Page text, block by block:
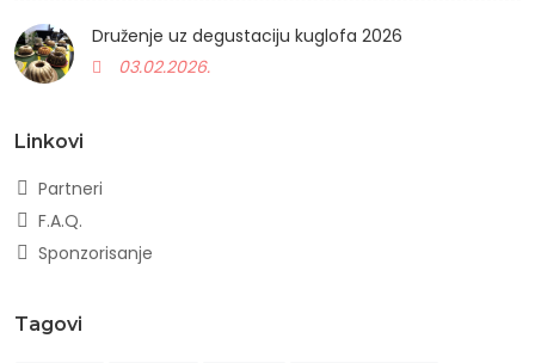
Druženje uz degustaciju kuglofa 2026
03.02.2026.
Linkovi
Partneri
F.A.Q.
Sponzorisanje
Tagovi